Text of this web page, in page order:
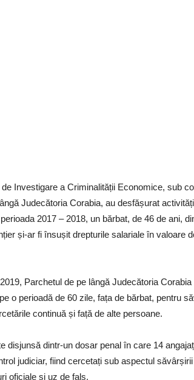
Investigare a Criminalității Economice, sub
Judecătoria Corabia, au desfășurat
2017 – 2018, un bărbat, de 46 de ani,
și-ar fi însușit drepturile salariale în valoare
Parchetul de pe lângă Judecătoria
o perioadă de 60 zile, fața de bărbat, pentru
continuă și față de alte persoane.
disjunsă dintr-un dosar penal în care 14
judiciar, fiind cercetați sub aspectul
oficiale și uz de fals.